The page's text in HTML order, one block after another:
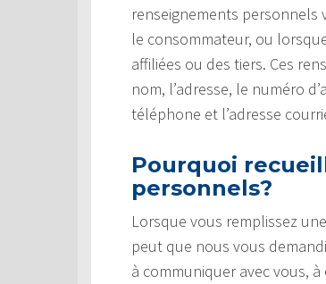
renseignements personnels
le consommateur, ou
affiliées ou des tiers. Ces
nom, l’adresse, le numéro
téléphone et l’adresse
Pourquoi
personnels?
Lorsque vous remplissez
peut que nous vous
à communiquer avec vous,